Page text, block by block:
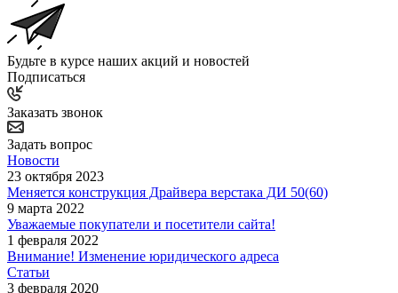
Будьте в курсе наших акций и новостей
Подписаться
Заказать звонок
Задать вопрос
Новости
23 октября 2023
Меняется конструкция Драйвера верстака ДИ 50(60)
9 марта 2022
Уважаемые покупатели и посетители сайта!
1 февраля 2022
Внимание! Изменение юридического адреса
Статьи
3 февраля 2020